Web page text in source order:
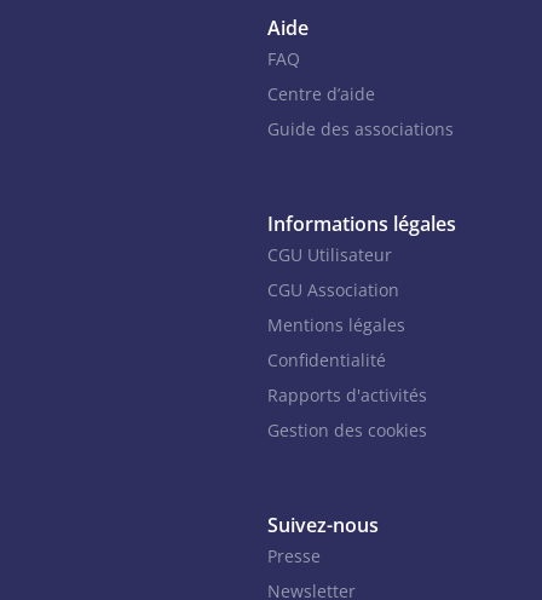
Aide
FAQ
Centre d’aide
Guide des associations
Informations légales
CGU Utilisateur
CGU Association
Mentions légales
Confidentialité
Rapports d'activités
Gestion des cookies
Suivez-nous
Presse
Newsletter